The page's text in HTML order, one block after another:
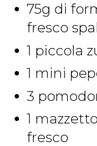
75g di
fresco
1 piccola
1 mini
3
1
fresco